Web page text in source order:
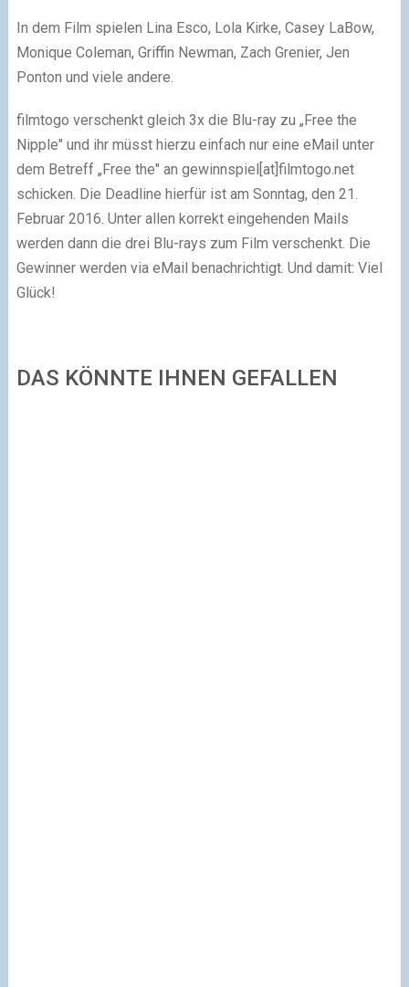
In dem Film spielen Lina Esco, Lola Kirke, Casey LaBow,
Monique Coleman, Griffin Newman, Zach Grenier, Jen
Ponton und viele andere.
filmtogo verschenkt gleich 3x die Blu-ray zu „Free the
Nipple" und ihr müsst hierzu einfach nur eine eMail unter
dem Betreff „Free the" an gewinnspiel[at]filmtogo.net
schicken. Die Deadline hierfür ist am Sonntag, den 21.
Februar 2016. Unter allen korrekt eingehenden Mails
werden dann die drei Blu-rays zum Film verschenkt. Die
Gewinner werden via eMail benachrichtigt. Und damit: Viel
Glück!
DAS KÖNNTE IHNEN GEFALLEN